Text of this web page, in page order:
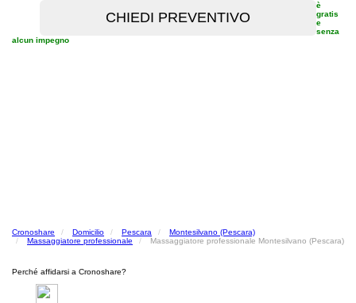
è
gratis
e
senza
alcun impegno
Cronoshare Domicilio Pescara
Montesilvano (Pescara)
Massaggiatore professionale
Massaggiatore professionale Montesilvano (Pescara)
Perché affidarsi a Cronoshare?